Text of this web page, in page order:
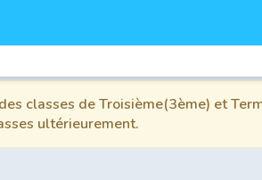
classes de Troisième(3ème) et
ultérieurement.